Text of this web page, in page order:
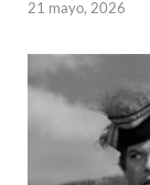
21 mayo, 2026